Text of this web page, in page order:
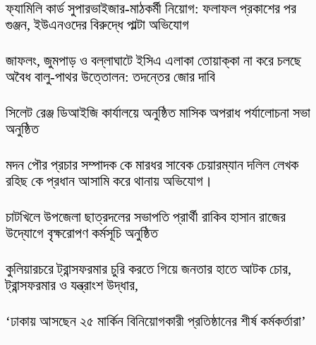
ফ্যামিলি কার্ড সুপারভাইজার-মাঠকর্মী নিয়োগ: ফলাফল প্রকাশের পর
গুঞ্জন, ইউএনওদের বিরুদ্ধে পাল্টা অভিযোগ
​জাফলং, জুমপাড় ও বল্লাঘাটে ইসিএ এলাকা তোয়াক্কা না করে চলছে
অবৈধ বালু-পাথর উত্তোলন: তদন্তের জোর দাবি
‎সিলেট রেঞ্জ ডিআইজি কার্যালয়ে অনুষ্ঠিত মাসিক অপরাধ পর্যালোচনা সভা
অনুষ্ঠিত
মদন পৌর প্রচার সম্পাদক কে মারধর সাবেক চেয়ারম্যান দলিল লেখক
রহিছ কে প্রধান আসামি করে থানায় অভিযোগ।
চাটখিলে উপজেলা ছাত্রদলের সভাপতি প্রার্থী রাকিব হাসান রাজের
উদ্যোগে বৃক্ষরোপণ কর্মসূচি অনুষ্ঠিত
কুলিয়ারচরে ট্রান্সফরমার চুরি করতে গিয়ে জনতার হাতে আটক চোর,
ট্রান্সফরমার ও যন্ত্রাংশ উদ্ধার,
‘ঢাকায় আসছেন ২৫ মার্কিন বিনিয়োগকারী প্রতিষ্ঠানের শীর্ষ কর্মকর্তারা’